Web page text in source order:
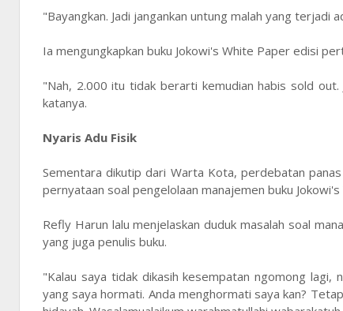
"Bayangkan. Jadi jangankan untung malah yang
Ia mengungkapkan buku Jokowi's White Paper edisi
"Nah, 2.000 itu tidak berarti kemudian habis sold
katanya.
Nyaris Adu Fisik
Sementara dikutip dari Warta Kota, perdebatan
pernyataan soal pengelolaan manajemen buku
Refly Harun lalu menjelaskan duduk masalah soal
yang juga penulis buku.
"Kalau saya tidak dikasih kesempatan ngomong lagi,
yang saya hormati. Anda menghormati saya kan?